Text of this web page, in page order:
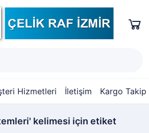
Hizmetleri İletişim Kargo Takip
kelimesi için etiket